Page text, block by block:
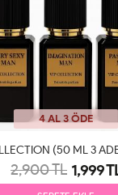
4 AL 3 ÖDE
(50 ML 3
2,900 TL 1,999